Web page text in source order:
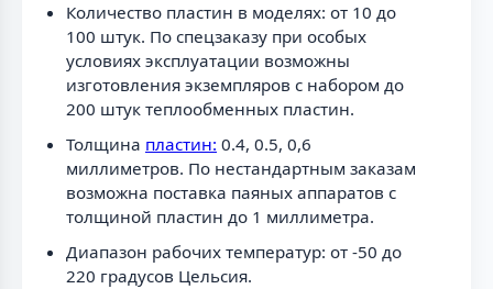
Количество пластин в моделях: от 10 до
100 штук. По спецзаказу при особых
условиях эксплуатации возможны
изготовления экземпляров с набором до
200 штук теплообменных пластин.
Толщина пластин: 0.4, 0.5, 0,6
миллиметров. По нестандартным заказам
возможна поставка паяных аппаратов с
толщиной пластин до 1 миллиметра.
Диапазон рабочих температур: от -50 до
220 градусов Цельсия.